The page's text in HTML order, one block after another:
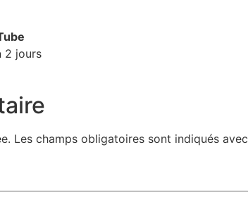
2 jours
Les champs obligatoires sont indiqués avec